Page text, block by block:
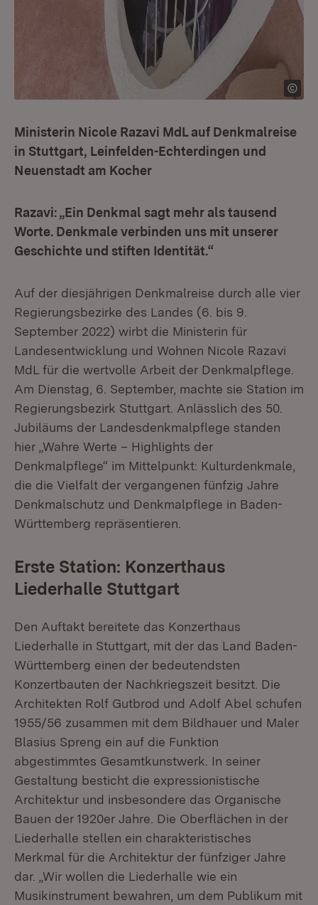
Ministerin Nicole Razavi MdL auf Denkmalreise
in Stuttgart, Leinfelden-Echterdingen und
Neuenstadt am Kocher
Razavi: „Ein Denkmal sagt mehr als tausend
Worte. Denkmale verbinden uns mit unserer
Geschichte und stiften Identität.“
Auf der diesjährigen Denkmalreise durch alle vier
Regierungsbezirke des Landes (6. bis 9.
September 2022) wirbt die Ministerin für
Landesentwicklung und Wohnen Nicole Razavi
MdL für die wertvolle Arbeit der Denkmalpflege.
Am Dienstag, 6. September, machte sie Station im
Regierungsbezirk Stuttgart. Anlässlich des 50.
Jubiläums der Landesdenkmalpflege standen
hier „Wahre Werte – Highlights der
Denkmalpflege“ im Mittelpunkt: Kulturdenkmale,
die die Vielfalt der vergangenen fünfzig Jahre
Denkmalschutz und Denkmalpflege in Baden-
Württemberg repräsentieren.
Erste Station: Konzerthaus
Liederhalle Stuttgart
Den Auftakt bereitete das Konzerthaus
Liederhalle in Stuttgart, mit der das Land Baden-
Württemberg einen der bedeutendsten
Konzertbauten der Nachkriegszeit besitzt. Die
Architekten Rolf Gutbrod und Adolf Abel schufen
1955/56 zusammen mit dem Bildhauer und Maler
Blasius Spreng ein auf die Funktion
abgestimmtes Gesamtkunstwerk. In seiner
Gestaltung besticht die expressionistische
Architektur und insbesondere das Organische
Bauen der 1920er Jahre. Die Oberflächen in der
Liederhalle stellen ein charakteristisches
Merkmal für die Architektur der fünfziger Jahre
dar. „Wir wollen die Liederhalle wie ein
Musikinstrument bewahren, um dem Publikum mit